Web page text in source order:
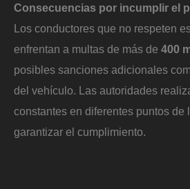
Consecuencias por incumplir el
Los conductores que no respeten
enfrentan a multas de más de 400
posibles sanciones adicionales
del vehículo. Las autoridades
constantes en diferentes puntos de
garantizar el cumplimiento.